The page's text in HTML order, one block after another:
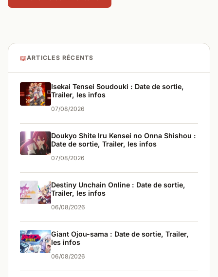
📖ARTICLES RÉCENTS
Isekai Tensei Soudouki : Date de sortie,
Trailer, les infos
07/08/2026
Doukyo Shite Iru Kensei no Onna Shishou :
Date de sortie, Trailer, les infos
07/08/2026
Destiny Unchain Online : Date de sortie,
Trailer, les infos
06/08/2026
Giant Ojou-sama : Date de sortie, Trailer,
les infos
06/08/2026